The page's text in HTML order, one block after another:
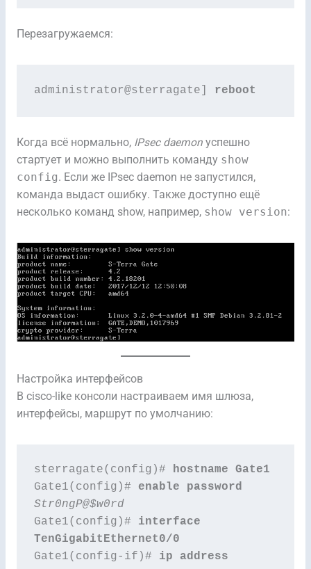
Перезагружаемся:
administrator@sterragate] reboot
Когда всё нормально, IPsec daemonуспешно
стартует и можно выполнить команду show
config. Если же IPsec daemon не запустился,
команда выдаст ошибку. Также доступно ещё
несколько команд show, например, show version:
Настройка интерфейсов
В cisco-like консоли настраиваем имя шлюза,
интерфейсы, маршрут по умолчанию:
sterragate(config)#
Gate1(config)# enable password
Str0ngP@$w0rd
Gate1(config)#
TenGigabitEthernet0/0
Gate1(config-if)# ip address